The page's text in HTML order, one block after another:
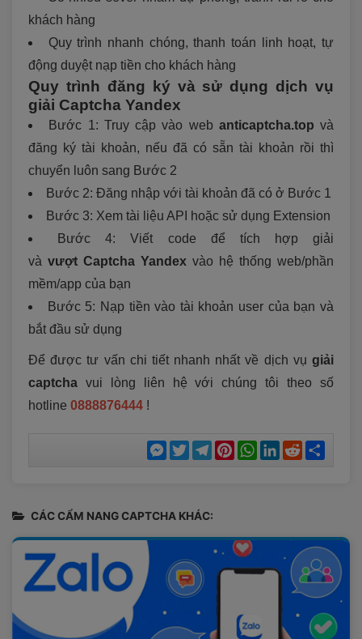
khách hàng
Quy trình nhanh chóng, thanh toán linh hoạt, tự
động duyệt nạp tiền cho khách hàng
Quy trình đăng ký và sử dụng dịch vụ
giải Captcha Yandex
Bước 1: Truy cập vào web anticaptcha.top và
đăng ký tài khoản, nếu đã có sẵn tài khoản rồi thì
chuyển luôn sang Bước 2
Bước 2: Đăng nhập với tài khoản đã có ở Bước 1
Bước 3: Xem tài liệu API hoặc sử dụng Extension
Bước 4: Viết code để tích hợp giải
và vượt Captcha Yandex vào hệ thống web/phần
mềm/app của bạn
Bước 5: Nạp tiền vào tài khoản user của bạn và
bắt đầu sử dụng
Để được tư vấn chi tiết nhanh nhất về dịch vụ giải
captcha vui lòng liên hệ với chúng tôi theo số
hotline 0888876444 !
Messenger
TwitterTelegramPinterestWhatsApp
LinkedIn
Reddit
CÁC CẨM NANG CAPTCHA KHÁC: